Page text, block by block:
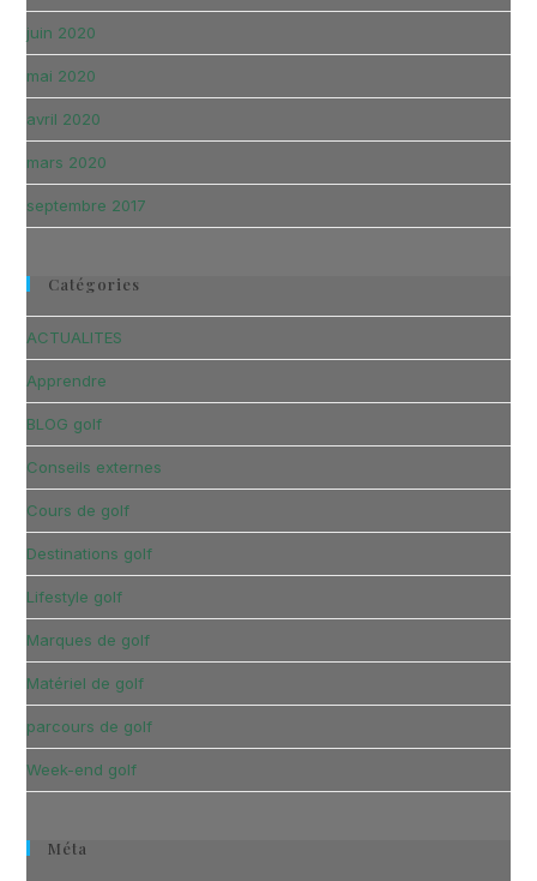
juin 2020
mai 2020
avril 2020
mars 2020
septembre 2017
Catégories
ACTUALITES
Apprendre
BLOG golf
Conseils externes
Cours de golf
Destinations golf
Lifestyle golf
Marques de golf
Matériel de golf
parcours de golf
Week-end golf
Méta